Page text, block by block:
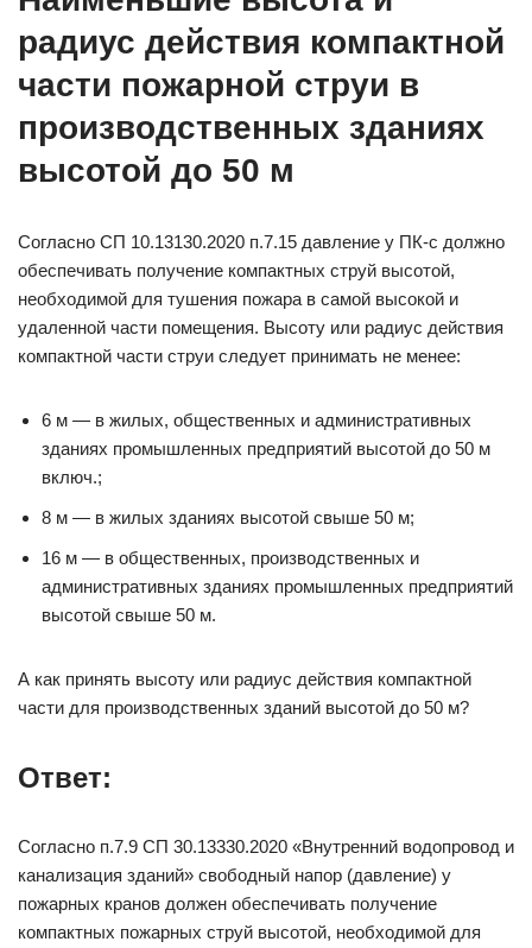
радиус действия компактной
части пожарной струи в
производственных зданиях
высотой до 50 м
Согласно СП 10.13130.2020 п.7.15 давление у ПК-с должно
обеспечивать получение компактных струй высотой,
необходимой для тушения пожара в самой высокой и
удаленной части помещения. Высоту или радиус действия
компактной части струи следует принимать не менее:
6 м — в жилых, общественных и административных
зданиях промышленных предприятий высотой до 50 м
включ.;
8 м — в жилых зданиях высотой свыше 50 м;
16 м — в общественных, производственных и
административных зданиях промышленных предприятий
высотой свыше 50 м.
А как принять высоту или радиус действия компактной
части для производственных зданий высотой до 50 м?
Ответ:
Согласно п.7.9 СП 30.13330.2020 «Внутренний водопровод и
канализация зданий» свободный напор (давление) у
пожарных кранов должен обеспечивать получение
компактных пожарных струй высотой, необходимой для